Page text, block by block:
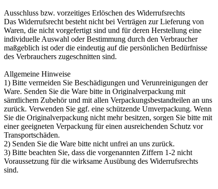
Ausschluss bzw. vorzeitiges Erlöschen des Widerrufsrechts
Das Widerrufsrecht besteht nicht bei Verträgen zur Lieferung von
Waren, die nicht vorgefertigt sind und für deren Herstellung eine
individuelle Auswahl oder Bestimmung durch den Verbraucher
maßgeblich ist oder die eindeutig auf die persönlichen Bedürfnisse
des Verbrauchers zugeschnitten sind.
Allgemeine Hinweise
1) Bitte vermeiden Sie Beschädigungen und Verunreinigungen der
Ware. Senden Sie die Ware bitte in Originalverpackung mit
sämtlichem Zubehör und mit allen Verpackungsbestandteilen an uns
zurück. Verwenden Sie ggf. eine schützende Umverpackung. Wenn
Sie die Originalverpackung nicht mehr besitzen, sorgen Sie bitte mit
einer geeigneten Verpackung für einen ausreichenden Schutz vor
Transportschäden.
2) Senden Sie die Ware bitte nicht unfrei an uns zurück.
3) Bitte beachten Sie, dass die vorgenannten Ziffern 1-2 nicht
Voraussetzung für die wirksame Ausübung des Widerrufsrechts
sind.